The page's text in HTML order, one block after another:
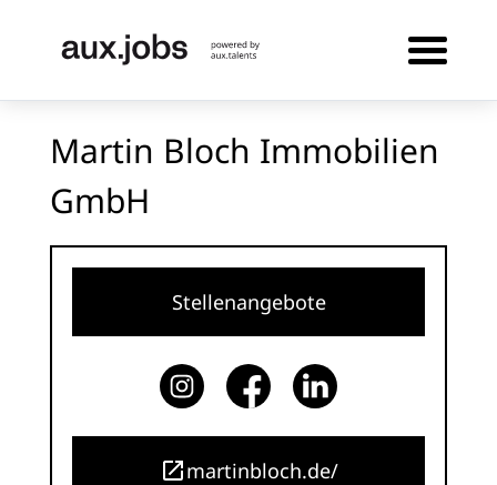
Martin Bloch Immobilien
GmbH
Stellenangebote
martinbloch.de/